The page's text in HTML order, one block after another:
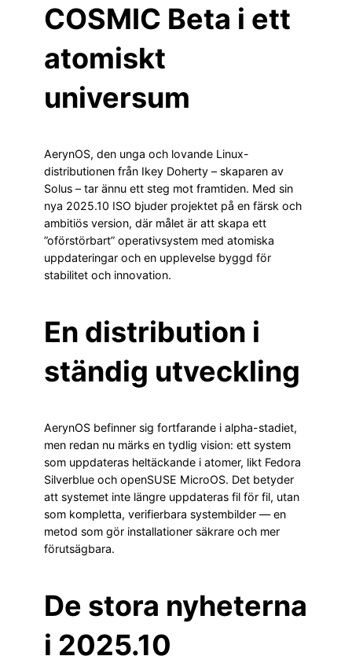
COSMIC Beta i ett
atomiskt
universum
AerynOS, den unga och lovande Linux-
distributionen från Ikey Doherty – skaparen av
Solus – tar ännu ett steg mot framtiden. Med sin
nya 2025.10 ISO bjuder projektet på en färsk och
ambitiös version, där målet är att skapa ett
”oförstörbart” operativsystem med atomiska
uppdateringar och en upplevelse byggd för
stabilitet och innovation.
En distribution i
ständig utveckling
AerynOS befinner sig fortfarande i alpha-stadiet,
men redan nu märks en tydlig vision: ett system
som uppdateras heltäckande i atomer, likt Fedora
Silverblue och openSUSE MicroOS. Det betyder
att systemet inte längre uppdateras fil för fil, utan
som kompletta, verifierbara systembilder — en
metod som gör installationer säkrare och mer
förutsägbara.
De stora nyheterna
i 2025.10